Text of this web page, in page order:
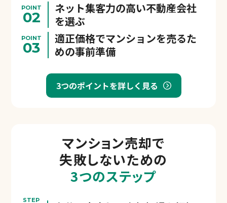
POINT
02
ネット集客力の高い不動産会社
を選ぶ
POINT
03
適正価格でマンションを売るた
めの事前準備
3つのポイントを詳しく見る
マンション売却で
失敗しないための
3つのステップ
STEP